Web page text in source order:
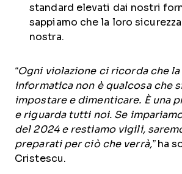
standard elevati dai nostri
sappiamo che la loro
nostra.
“Ogni violazione ci ricorda che la
informatica non è qualcosa che
impostare e dimenticare. È una
e riguarda tutti noi. Se
del 2024 e restiamo vigili,
preparati per ciò che verrà,”ha
Cristescu.